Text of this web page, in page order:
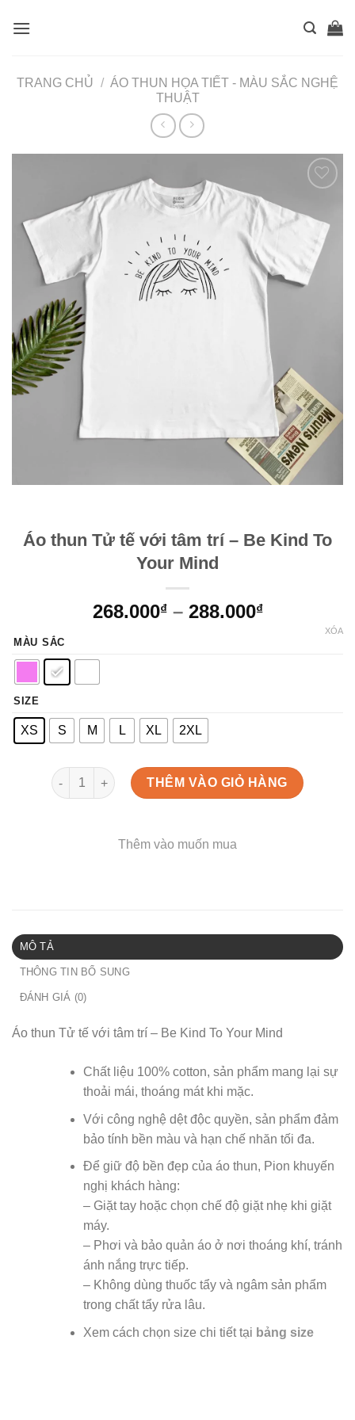
TRANG CHỦ / ÁO THUN HỌA TIẾT - MÀU SẮC NGHỆ
THUẬT
vào
muốn
mua
Áo thun Tử tế với tâm trí – Be Kind To
Your Mind
268.000₫– 288.000₫
MÀU SẮC
SIZE
XS S M L XL 2XL
XÓA
Áo thun Tử tế với tâm trí - Be Kind To Your Mind số
THÊM VÀO GIỎ HÀNG
Thêm vào muốn mua
MÔ TẢ
THÔNG TIN BỔ SUNG
ĐÁNH GIÁ (0)
Áo thun Tử tế với tâm trí – Be Kind To Your Mind
Chất liệu 100% cotton, sản phẩm mang lại sự
thoải mái, thoáng mát khi mặc.
Với công nghệ dệt độc quyền, sản phẩm đảm
bảo tính bền màu và hạn chế nhăn tối đa.
Để giữ độ bền đẹp của áo thun, Pion khuyến
nghị khách hàng:
– Giặt tay hoặc chọn chế độ giặt nhẹ khi giặt
máy.
– Phơi và bảo quản áo ở nơi thoáng khí, tránh
ánh nắng trực tiếp.
– Không dùng thuốc tẩy và ngâm sản phẩm
trong chất tẩy rửa lâu.
Xem cách chọn size chi tiết tại bảng size